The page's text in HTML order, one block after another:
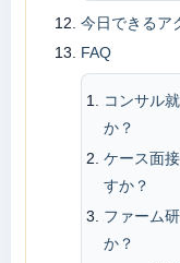
今日できるア
FAQ
コンサル
か？
ケース面
すか？
ファーム
か？